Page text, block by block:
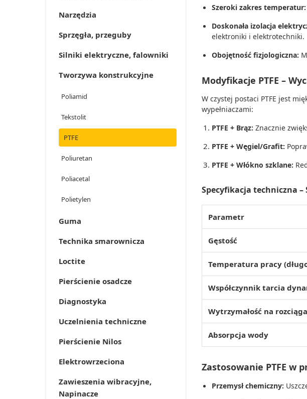
Narzędzia
Sprzęgła, przeguby
Silniki elektryczne, falowniki
Tworzywa konstrukcyjne
Poliamid
Tekstolit
PTFE
Poliuretan
Poliacetal
Polietylen
Guma
Technika smarownicza
Loctite
Pierścienie osadcze
Diagnostyka
Uczelnienia techniczne
Pierścienie Nilos
Elektrowrzeciona
Zawieszenia wibracyjne,
Napinacze
Szeroki zakres temperatur:
Doskonała izolacja
elektroniki i elektrotechniki.
Obojętność fizjologiczna:
Modyfikacje PTFE –
W czystej postaci PTFE jest
wypełniaczami:
PTFE + Brąz: Znacznie
PTFE + Węgiel/Grafit:
PTFE + Włókno szklane:
Specyfikacja techniczna –
Parametr
Gęstość
Temperatura pracy
Współczynnik tarcia
Wytrzymałość na
Absorpcja wody
Zastosowanie PTFE w
Przemysł chemiczny: